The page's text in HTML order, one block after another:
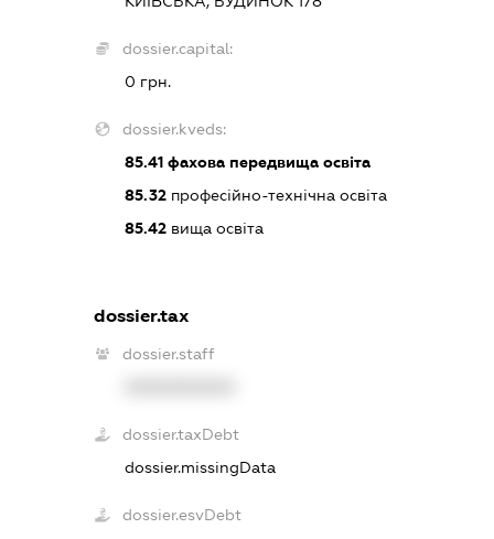
dossier.capital:
0 грн.
dossier.kveds:
85.41 фахова передвища освіта
85.32 професійно-технічна освіта
85.42 вища освіта
dossier.tax
dossier.staff
dossier.taxDebt
dossier.missingData
dossier.esvDebt